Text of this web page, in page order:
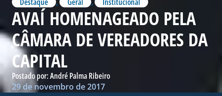
AVAÍ HOMENAGEADO PELA
CÂMARA DE VEREADORES DA
CAPITAL
Postado por:André Palma Ribeiro
29 de novembro de 2017